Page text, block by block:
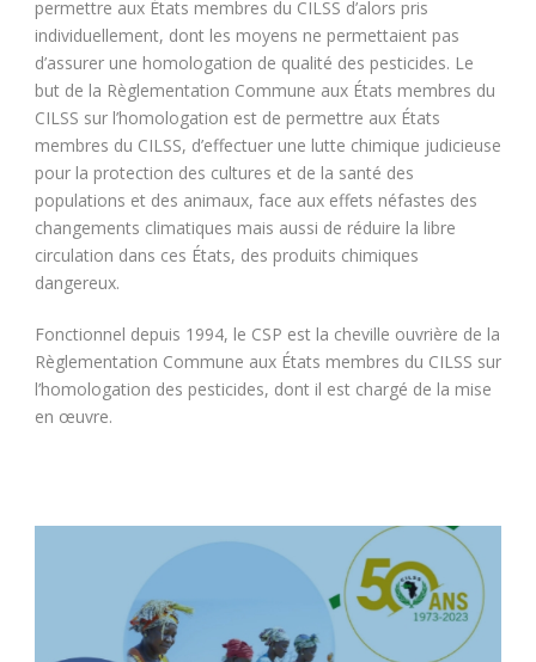
permettre aux États membres du CILSS d’alors pris
individuellement, dont les moyens ne permettaient pas
d’assurer une homologation de qualité des pesticides. Le
but de la Règlementation Commune aux États membres du
CILSS sur l’homologation est de permettre aux États
membres du CILSS, d’effectuer une lutte chimique judicieuse
pour la protection des cultures et de la santé des
populations et des animaux, face aux effets néfastes des
changements climatiques mais aussi de réduire la libre
circulation dans ces États, des produits chimiques
dangereux.
Fonctionnel depuis 1994, le CSP est la cheville ouvrière de la
Règlementation Commune aux États membres du CILSS sur
l’homologation des pesticides, dont il est chargé de la mise
en œuvre.